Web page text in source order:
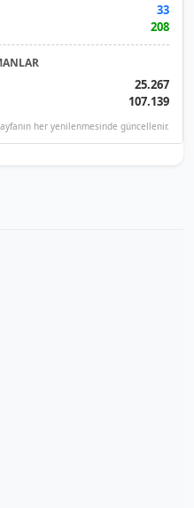
33
208
25.267
107.139
her yenilenmesinde güncellenir.